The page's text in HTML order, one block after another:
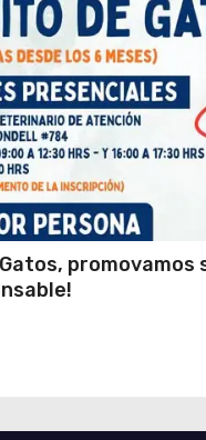
Gatos, promovamos